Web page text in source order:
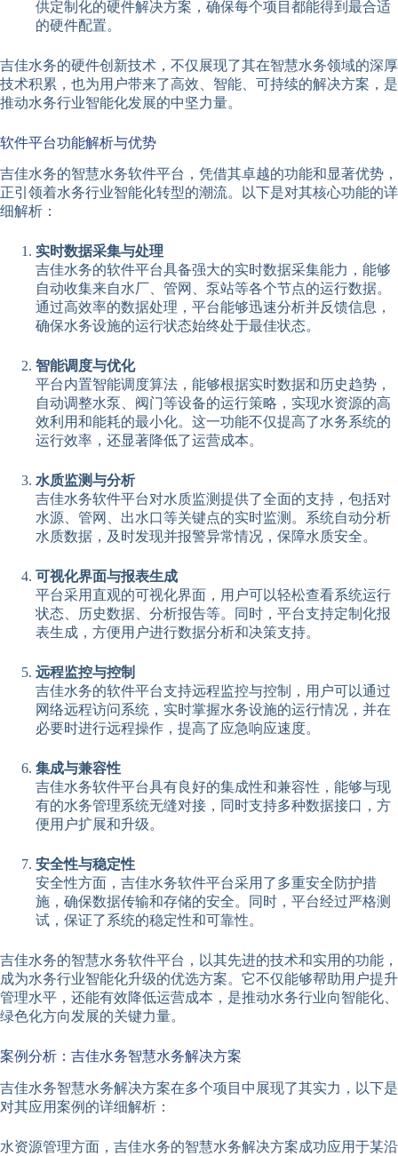
供定制化的硬件解决方案，确保每个项目都能得到最合适
的硬件配置。
吉佳水务的硬件创新技术，不仅展现了其在智慧水务领域的深厚
技术积累，也为用户带来了高效、智能、可持续的解决方案，是
推动水务行业智能化发展的中坚力量。
软件平台功能解析与优势
吉佳水务的智慧水务软件平台，凭借其卓越的功能和显著优势，
正引领着水务行业智能化转型的潮流。以下是对其核心功能的详
细解析：
实时数据采集与处理
吉佳水务的软件平台具备强大的实时数据采集能力，能够
自动收集来自水厂、管网、泵站等各个节点的运行数据。
通过高效率的数据处理，平台能够迅速分析并反馈信息，
确保水务设施的运行状态始终处于最佳状态。
智能调度与优化
平台内置智能调度算法，能够根据实时数据和历史趋势，
自动调整水泵、阀门等设备的运行策略，实现水资源的高
效利用和能耗的最小化。这一功能不仅提高了水务系统的
运行效率，还显著降低了运营成本。
水质监测与分析
吉佳水务软件平台对水质监测提供了全面的支持，包括对
水源、管网、出水口等关键点的实时监测。系统自动分析
水质数据，及时发现并报警异常情况，保障水质安全。
可视化界面与报表生成
平台采用直观的可视化界面，用户可以轻松查看系统运行
状态、历史数据、分析报告等。同时，平台支持定制化报
表生成，方便用户进行数据分析和决策支持。
远程监控与控制
吉佳水务的软件平台支持远程监控与控制，用户可以通过
网络远程访问系统，实时掌握水务设施的运行情况，并在
必要时进行远程操作，提高了应急响应速度。
集成与兼容性
吉佳水务软件平台具有良好的集成性和兼容性，能够与现
有的水务管理系统无缝对接，同时支持多种数据接口，方
便用户扩展和升级。
安全性与稳定性
安全性方面，吉佳水务软件平台采用了多重安全防护措
施，确保数据传输和存储的安全。同时，平台经过严格测
试，保证了系统的稳定性和可靠性。
吉佳水务的智慧水务软件平台，以其先进的技术和实用的功能，
成为水务行业智能化升级的优选方案。它不仅能够帮助用户提升
管理水平，还能有效降低运营成本，是推动水务行业向智能化、
绿色化方向发展的关键力量。
案例分析：吉佳水务智慧水务解决方案
吉佳水务智慧水务解决方案在多个项目中展现了其实力，以下是
对其应用案例的详细解析：
水资源管理方面，吉佳水务的智慧水务解决方案成功应用于某沿